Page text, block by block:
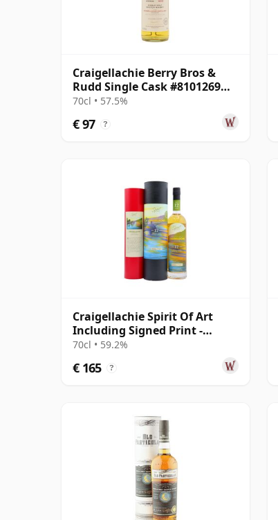
Craigellachie Berry Bros &
Rudd Single Cask #8101269
2006 12 jaar oud
70cl • 57.5%
€ 97 ?
Craigellachie Spirit Of Art
Including Signed Print -
Single Cask 12 jaar oud
70cl • 59.2%
€ 165 ?